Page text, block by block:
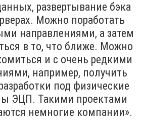
развертывание бэка
Можно поработать
направлениями, а затем
в то, что ближе. Можно
и с очень редкими
например, получить
под физические
ЭЦП. Такими проектами
немногие компании».